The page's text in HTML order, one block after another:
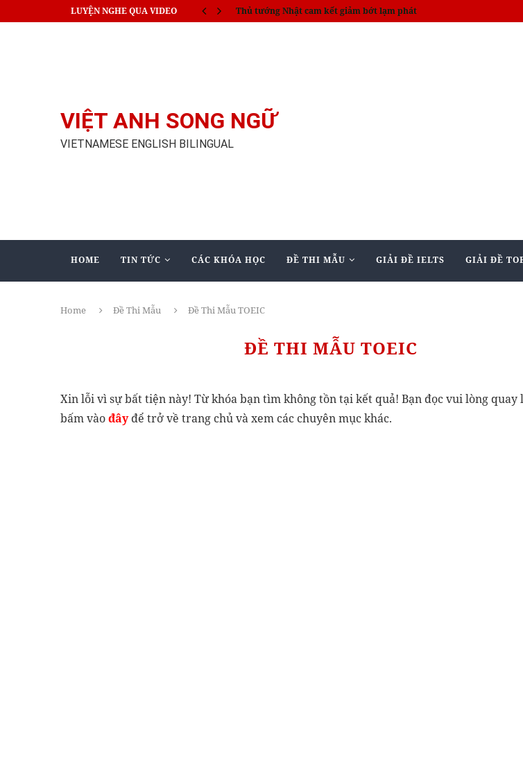
LUYỆN NGHE QUA VIDEO Thủ tướng Nhật cam kết giảm bớt lạm phát
VIỆT ANH SONG NGỮ
VIETNAMESE ENGLISH BILINGUAL
HOME TIN TỨC CÁC KHÓA HỌC ĐỀ THI MẪU GIẢI ĐỀ IELTS GIẢI ĐỀ
Home Đề Thi Mẫu Đề Thi Mẫu TOEIC
ĐỀ THI MẪU TOEIC
Xin lỗi vì sự bất tiện này! Từ khóa bạn tìm không tồn tại kết quả! Bạn đọc vui lòng quay
bấm vàođâyđể trở về trang chủ và xem các chuyên mục khác.